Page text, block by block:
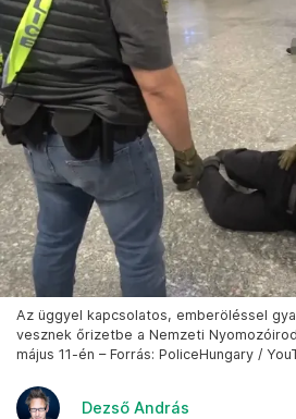
Az üggyel kapcsolatos, emberöléssel
vesznek őrizetbe a Nemzeti
május 11-én – Forrás: PoliceHungary /
Dezső András